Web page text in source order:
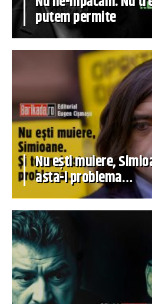
putem permite
Nu ești muiere,
asta-i problema…